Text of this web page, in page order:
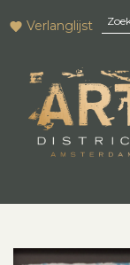
Verlanglijst